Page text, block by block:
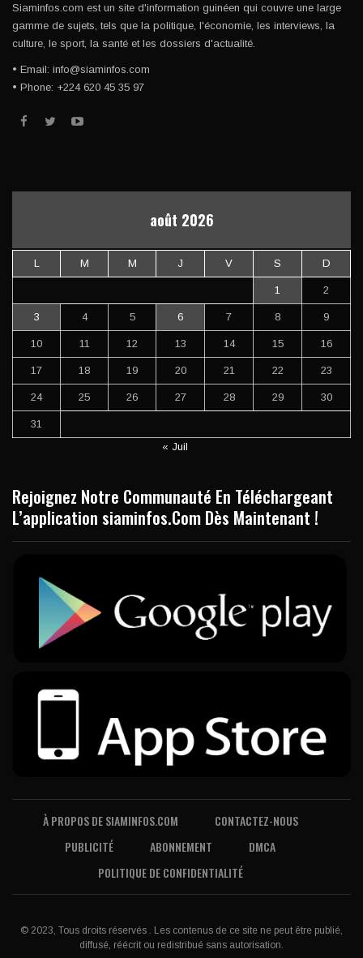
Siaminfos.com est un site d'information guinéen qui couvre une large
gamme de sujets, tels que la politique, l'économie, les interviews, la
culture, le sport, la santé et les dossiers d'actualité.
• Email: info@siaminfos.com
• Phone: +224 620 45 35 97
août 2026
L M M J V S D
1 2
3 4 5 6 7 8 9
10 11 12 13 14 15 16
17 18 19 20 21 22 23
24 25 26 27 28 29 30
31
« Juil
Rejoignez Notre Communauté En Téléchargeant
L’application siaminfos.Com Dès Maintenant !
À PROPOS DE SIAMINFOS.COM
CONTACTEZ-NOUS
PUBLICITÉ
ABONNEMENT
DMCA
POLITIQUE DE CONFIDENTIALITÉ
© 2023, Tous droits réservés . Les contenus de ce site ne peut être publié,
diffusé, réécrit ou redistribué sans autorisation.